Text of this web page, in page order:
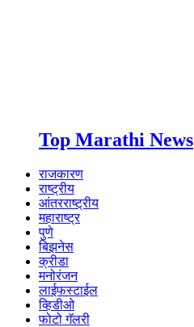
Top Marathi News
राजकारण
राष्ट्रीय
आंतरराष्ट्रीय
महाराष्ट्र
पुणे
बिझनेस
क्रीडा
मनोरंजन
लाईफस्टाईल
व्हिडीओ
फोटो गॅलरी